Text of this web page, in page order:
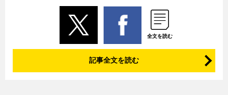
全文を読む
記事全文を読む